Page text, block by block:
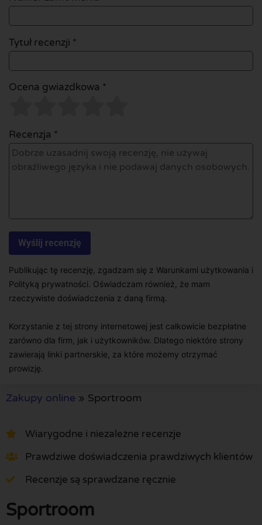
Tytuł recenzji *
Ocena gwiazdkowa *
Recenzja *
Publikując tę recenzję, zgadzam się z Warunkami użytkowania i
Polityką prywatności. Oświadczam również, że mam
rzeczywiste doświadczenia z daną firmą.
Korzystanie z tej strony internetowej jest całkowicie bezpłatne
zarówno dla firm, jak i użytkowników. Dlatego niektóre strony
zawierają linki partnerskie, za które możemy otrzymać
prowizję.
Zakupy online » Sportroom
Wiarygodne i niezależne recenzje
Prawdziwe doświadczenia prawdziwych klientów
Recenzje są sprawdzane ręcznie
Sportroom